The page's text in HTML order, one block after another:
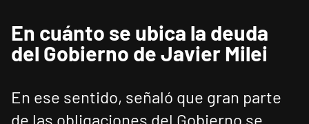
En cuánto se ubica la deuda
del Gobierno de Javier Milei
En ese sentido, señaló que gran parte
de las obligaciones del Gobierno se